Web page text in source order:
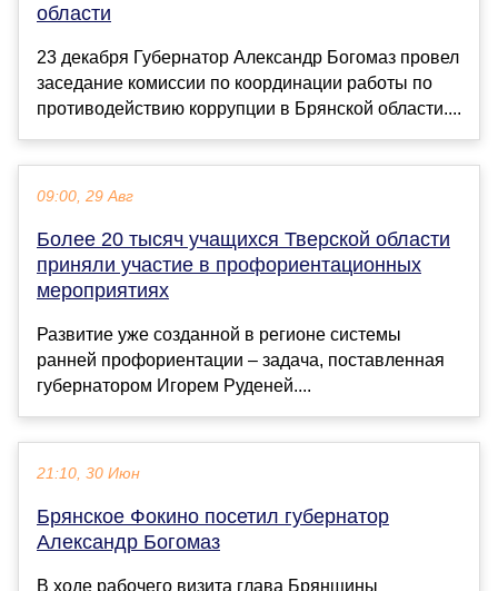
области
23 декабря Губернатор Александр Богомаз провел
заседание комиссии по координации работы по
противодействию коррупции в Брянской области....
09:00, 29 Авг
Более 20 тысяч учащихся Тверской области
приняли участие в профориентационных
мероприятиях
Развитие уже созданной в регионе системы
ранней профориентации – задача, поставленная
губернатором Игорем Руденей....
21:10, 30 Июн
Брянское Фокино посетил губернатор
Александр Богомаз
В ходе рабочего визита глава Брянщины